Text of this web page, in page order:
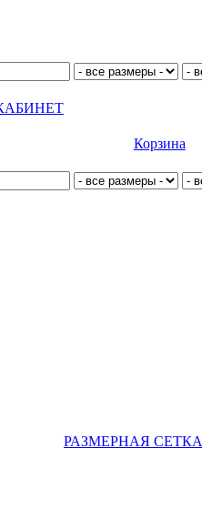
Корзина
РАЗМЕРНАЯ СЕТКА